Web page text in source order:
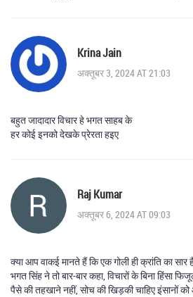
Krina Jain
अक्तूबर 3, 2024 AT 21:03
बहुत जादादार विचार हे भगत साहब के
हर कोई इनको देखके प्रेरता हइए
Raj Kumar
अक्तूबर 6, 2024 AT 09:03
क्या आप वाकई मानते हैं कि एक गोली ही क्रांति का सार
भगत सिंह ने तो बार-बार कहा, विचारों के बिना हिंसा
पैसे की तहखाने नहीं, सोच की खिड़की चाहिए इंसानों